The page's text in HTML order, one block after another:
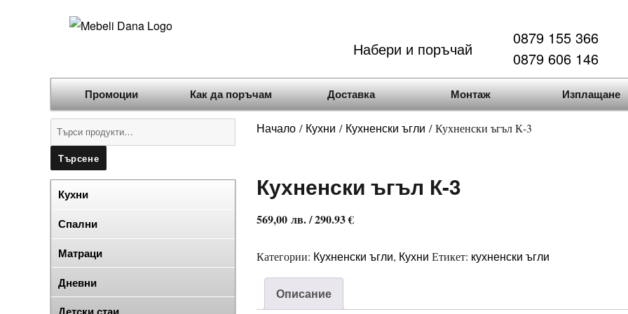
Набери и поръчай
0879 155 366
0879 606 146
Промоции Как да поръчам Доставка Монтаж Изплащане
Начало / Кухни / Кухненски ъгли / Кухненски ъгъл К-3
Кухненски ъгъл К-3
569,00лв./ 290.93 €
Категории: Кухненски ъгли, Кухни Етикет: кухненски ъгли
Описание
Търсене
Кухни
Спални
Матраци
Дневни